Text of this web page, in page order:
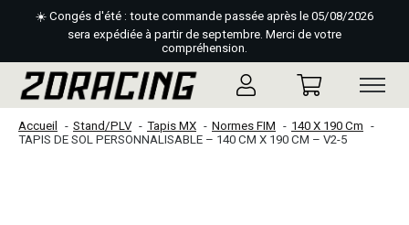
☀️ Congés d'été : toute commande passée après le 05/08/2026
sera expédiée à partir de septembre. Merci de votre
compréhension.
Accueil Stand/PLV Tapis MX Normes FIM
140 X 190 Cm
TAPIS DE SOL PERSONNALISABLE – 140 CM X 190 CM – V2-5